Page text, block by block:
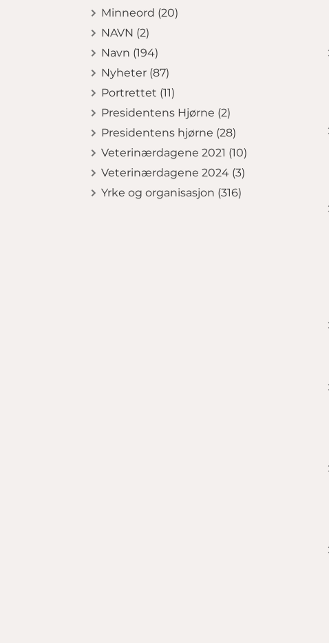
Minneord (20)
NAVN (2)
Navn (194)
Nyheter (87)
Portrettet (11)
Presidentens Hjørne (2)
Presidentens hjørne (28)
Veterinærdagene 2021 (10)
Veterinærdagene 2024 (3)
Yrke og organisasjon (316)